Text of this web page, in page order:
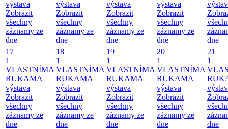
výstava
Zobrazit
všechny
záznamy ze
dne
výstava
Zobrazit
všechny
záznamy ze
dne
výstava
Zobrazit
všechny
záznamy ze
dne
výstava
Zobrazit
všechny
záznamy ze
dne
dne
17
1
VLASTNÍMA
RUKAMA
výstava
Zobrazit
všechny
záznamy ze
dne
18
1
VLASTNÍMA
RUKAMA
výstava
Zobrazit
všechny
záznamy ze
dne
19
1
VLASTNÍMA
RUKAMA
výstava
Zobrazit
všechny
záznamy ze
dne
20
1
VLASTNÍMA
RUKAMA
výstava
Zobrazit
všechny
záznamy ze
dne
21
1
dne